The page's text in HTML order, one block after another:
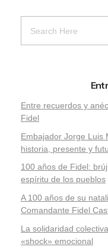
Entre recuerdos y
Fidel
Embajador Jorge Luis
historia, presente y
100 años de Fidel:
espíritu de los pueblos
A 100 años de su
Comandante Fidel
La solidaridad
«shock» emocional